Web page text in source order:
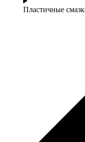
Пластичные